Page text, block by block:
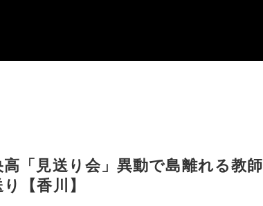
「見送り会」異動で島離れる教師
【香川】